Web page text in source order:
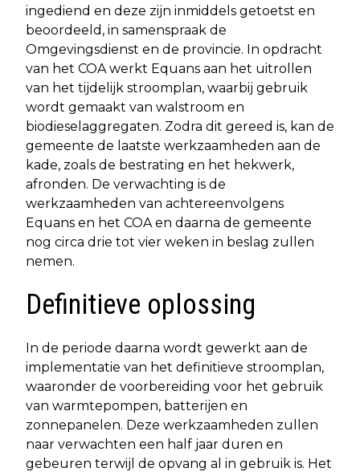
ingediend en deze zijn inmiddels getoetst en
beoordeeld, in samenspraak de
Omgevingsdienst en de provincie. In opdracht
van het COA werkt Equans aan het uitrollen
van het tijdelijk stroomplan, waarbij gebruik
wordt gemaakt van walstroom en
biodieselaggregaten. Zodra dit gereed is, kan de
gemeente de laatste werkzaamheden aan de
kade, zoals de bestrating en het hekwerk,
afronden. De verwachting is de
werkzaamheden van achtereenvolgens
Equans en het COA en daarna de gemeente
nog circa drie tot vier weken in beslag zullen
nemen.
Definitieve oplossing
In de periode daarna wordt gewerkt aan de
implementatie van het definitieve stroomplan,
waaronder de voorbereiding voor het gebruik
van warmtepompen, batterijen en
zonnepanelen. Deze werkzaamheden zullen
naar verwachten een half jaar duren en
gebeuren terwijl de opvang al in gebruik is. Het